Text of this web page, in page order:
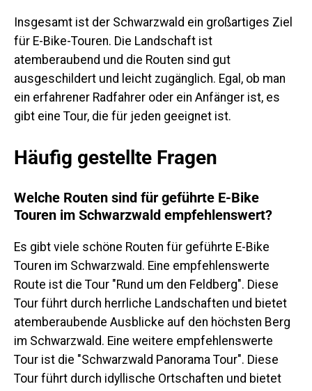
Insgesamt ist der Schwarzwald ein großartiges Ziel
für E-Bike-Touren. Die Landschaft ist
atemberaubend und die Routen sind gut
ausgeschildert und leicht zugänglich. Egal, ob man
ein erfahrener Radfahrer oder ein Anfänger ist, es
gibt eine Tour, die für jeden geeignet ist.
Häufig gestellte Fragen
Welche Routen sind für geführte E-Bike
Touren im Schwarzwald empfehlenswert?
Es gibt viele schöne Routen für geführte E-Bike
Touren im Schwarzwald. Eine empfehlenswerte
Route ist die Tour "Rund um den Feldberg". Diese
Tour führt durch herrliche Landschaften und bietet
atemberaubende Ausblicke auf den höchsten Berg
im Schwarzwald. Eine weitere empfehlenswerte
Tour ist die "Schwarzwald Panorama Tour". Diese
Tour führt durch idyllische Ortschaften und bietet